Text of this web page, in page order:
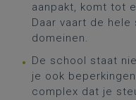
aanpakt, komt tot
Daar vaart de
domeinen.
De school staat
je ook
complex dat je